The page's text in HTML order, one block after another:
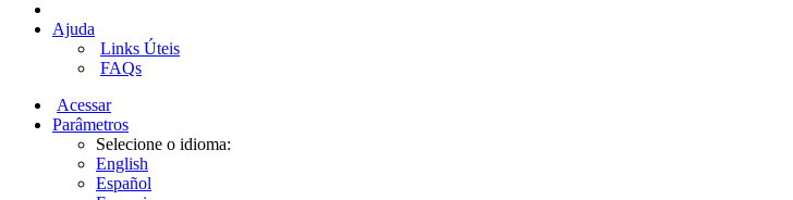
Ajuda
Links Úteis
FAQs
Acessar
Parâmetros
Selecione o idioma:
English
Español